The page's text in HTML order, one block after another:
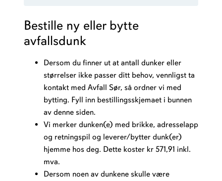
Bestille ny eller bytte
avfallsdunk
Dersom du finner ut at antall dunker eller
størrelser ikke passer ditt behov, vennligst ta
kontakt med Avfall Sør, så ordner vi med
bytting. Fyll inn bestillingsskjemaet i bunnen
av denne siden.
Vi merker dunken(e) med brikke, adresselapp
og retningspil og leverer/bytter dunk(er)
hjemme hos deg. Dette koster kr 571,91 inkl.
mva.
Dersom noen av dunkene skulle være